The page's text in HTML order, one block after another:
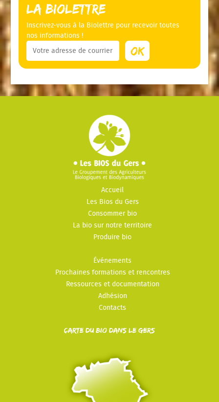
La Biolettre
Inscrivez-vous à la Biolettre pour recevoir toutes
nos informations !
Accueil
Les Bios du Gers
Consommer bio
La bio sur notre territoire
Produire bio
Événements
Prochaines formations et rencontres
Ressources et documentation
Adhésion
Contacts
Carte du Bio dans le Gers